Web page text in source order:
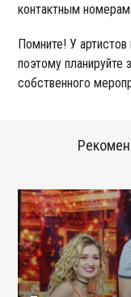
контактным
Помните! У
поэтому планируйте
собственного